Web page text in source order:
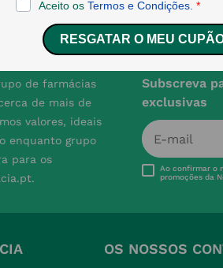
de farmácias
de mais de
valores, ideais
enquanto grupo
para os
Subscreva
exclusivas
Ao confirmar o
promoções da
OS NOSSOS